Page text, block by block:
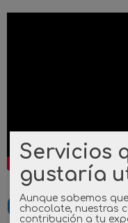
Leer más...
Servicios
gustaría
Aunque sabemos
chocolate, nuestras
contribución a tu